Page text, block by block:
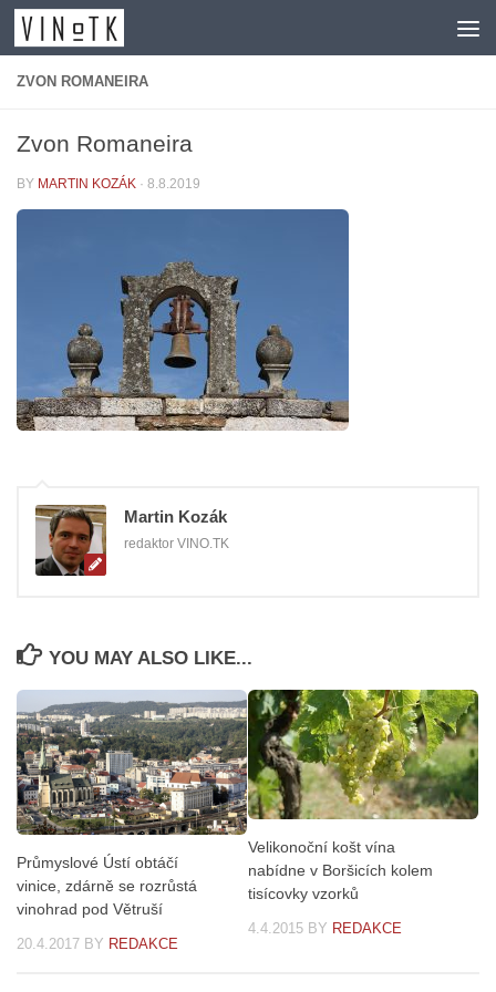
Skip to content
ZVON ROMANEIRA
Zvon Romaneira
BY MARTIN KOZÁK · 8.8.2019
Martin Kozák
redaktor VINO.TK
YOU MAY ALSO LIKE...
Průmyslové Ústí obtáčí
vinice, zdárně se rozrůstá
vinohrad pod Větruší
20.4.2017 BY REDAKCE
Velikonoční košt vína
nabídne v Boršicích kolem
tisícovky vzorků
4.4.2015 BY REDAKCE